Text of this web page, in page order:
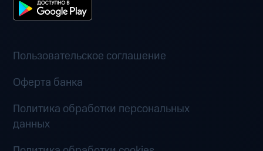
Пользовательское соглашение
Оферта банка
Политика обработки персональных
данных